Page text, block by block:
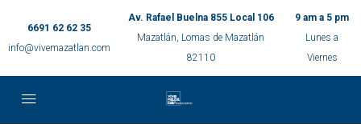
6691 62 62 35
info@vivemazatlan.com
Av. Rafael Buelna 855 Local 106
Mazatlán, Lomas de Mazatlán
82110
9 am a 5 pm
Lunes a
Viernes